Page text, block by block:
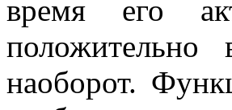
время его
наоборот.